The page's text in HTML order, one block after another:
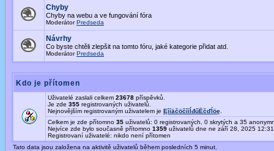
Chyby
Chyby na webu a ve fungování fóra
ModerátorPredseda
Návrhy
Co byste chtěli zlepšit na tomto fóru, jaké kategorie přidat atd.
ModerátorPredseda
Kdo je přítomen
Uživatelé zaslali celkem 23678 příspěvků.
Je zde 355 registrovaných uživatelů.
Nejnovějším registrovaným uživatelem je ĘîíäčöčîíĺđűËčďĺöę
Celkem je zde přítomno 35 uživatelů: 0 registrovaných, 0 skrytých a 35
Nejvíce zde bylo současně přítomno 1359 uživatelů dne ne září 28, 2025
Registrovaní uživatelé: nikdo není přítomen
Tato data jsou založena na aktivitě uživatelů během posledních 5 minut.